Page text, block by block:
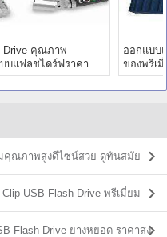
Drive คุณภาพ
บแฟลชไดร์ฟราคา
น โดยมืออาชีพ
ออกแบบ
ของพรีเ
ขวัญปีให
คุณภาพสูงดีไซน์สวย ดูทันสมัย
USB Flash Drive พรีเมี่ยม
Flash Drive ยางหยอด ราคาส่ง